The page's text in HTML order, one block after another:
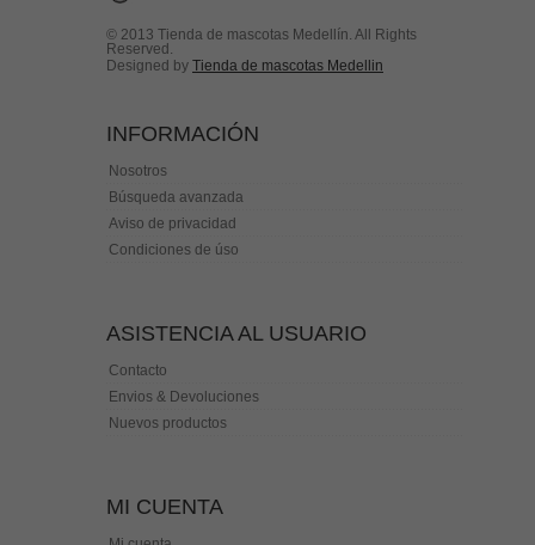
© 2013 Tienda de mascotas Medellín. All Rights
Reserved.
Designed by Tienda de mascotas Medellin
INFORMACIÓN
Nosotros
Búsqueda avanzada
Aviso de privacidad
Condiciones de úso
ASISTENCIA AL USUARIO
Contacto
Envios & Devoluciones
Nuevos productos
MI CUENTA